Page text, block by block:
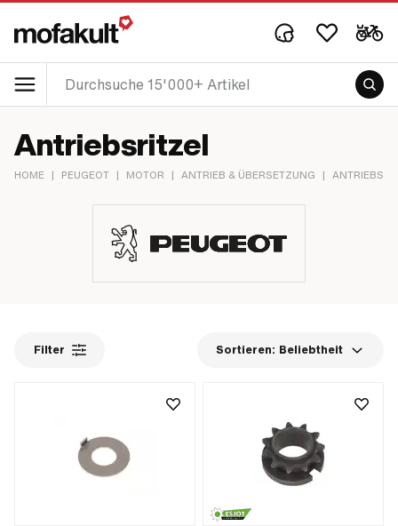
Antriebsritzel
HOME | PEUGEOT | MOTOR | ANTRIEB & ÜBERSETZUNG |
Filter Sortieren: Beliebtheit